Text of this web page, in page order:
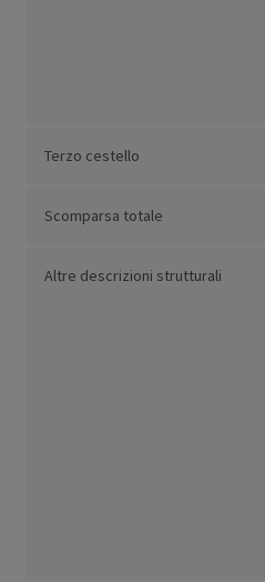
Terzo cestello
Scomparsa totale
Altre descrizioni strutturali